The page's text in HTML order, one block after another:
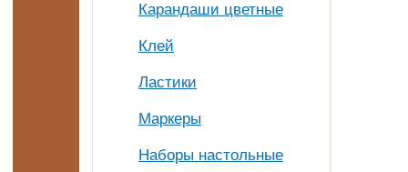
Карандаши цветные
Клей
Ластики
Маркеры
Наборы настольные